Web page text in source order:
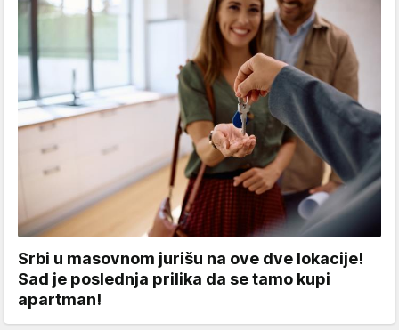
Srbi u masovnom jurišu na ove dve lokacije!
Sad je poslednja prilika da se tamo kupi
apartman!